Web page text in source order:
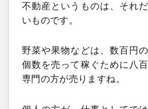
不動産というものは、それ
いものです。
野菜や果物などは、数百円の
個数を売って稼ぐために八
専門の方が売りますね。